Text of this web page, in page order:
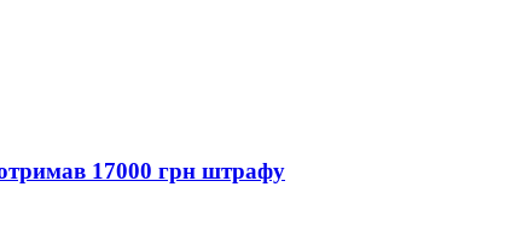
отримав 17000 грн штрафу